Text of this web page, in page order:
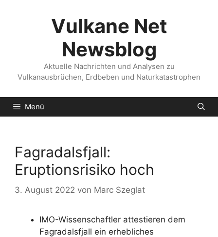
Vulkane Net
Newsblog
Aktuelle Nachrichten und Analysen zu
Vulkanausbrüchen, Erdbeben und Naturkatastrophen
Menü
Fagradalsfjall:
Eruptionsrisiko hoch
3. August 2022 von Marc Szeglat
IMO-Wissenschaftler attestieren dem
Fagradalsfjall ein erhebliches